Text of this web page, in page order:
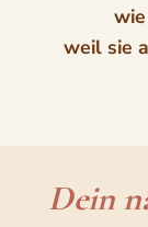
weil sie
Dein